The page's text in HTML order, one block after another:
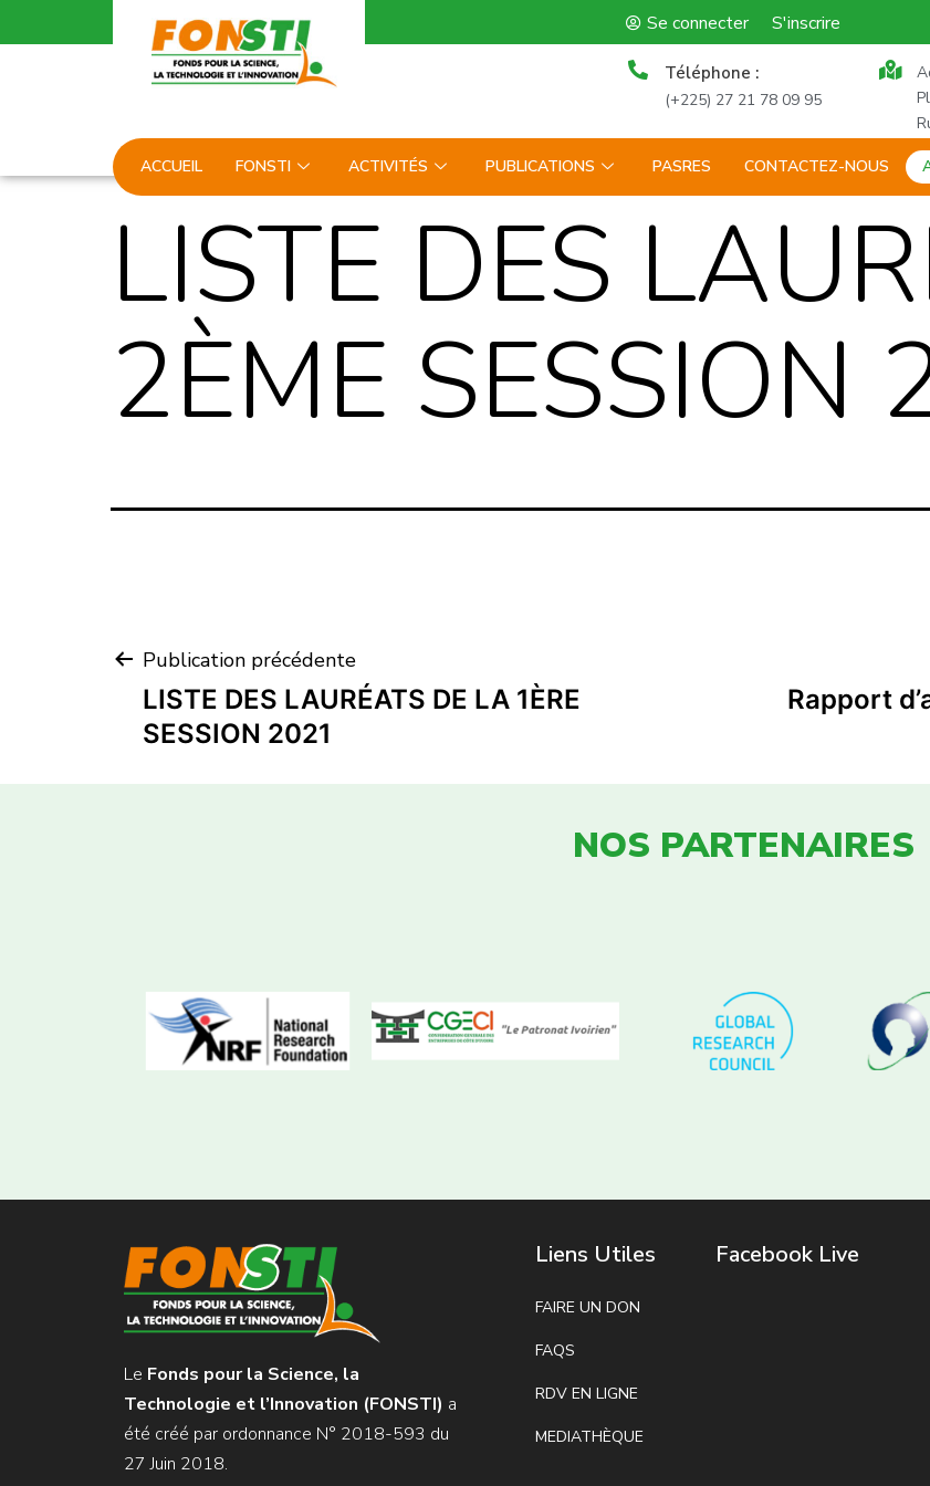
Se connecter S'inscrire
Téléphone :
(+225) 27 21 78 09 95
ACCUEIL FONSTI ACTIVITÉS PUBLICATIONS PASRES CONTACTEZ-NOUS
LISTE DES
2ÈME SESSION
Publication précédente
LISTE DES LAURÉATS DE LA 1ÈRE
SESSION 2021
Rapport
NOS PARTENAIRES
Le Fonds pour la Science, la
Technologie et l’Innovation (FONSTI) a
été créé par ordonnance N° 2018-593 du
27 Juin 2018.
Liens Utiles
FAIRE UN DON
FAQS
RDV EN LIGNE
MEDIATHÈQUE
Facebook Live